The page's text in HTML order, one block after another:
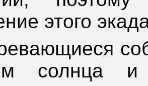
этого
солнца